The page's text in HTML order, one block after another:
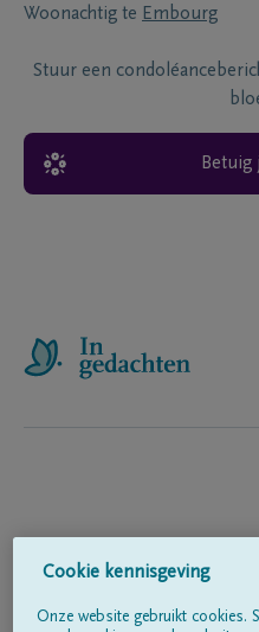
Woonachtig te Embourg
Stuur een
Betuig
Cookie kennisgeving
Onze website gebruikt cookies.